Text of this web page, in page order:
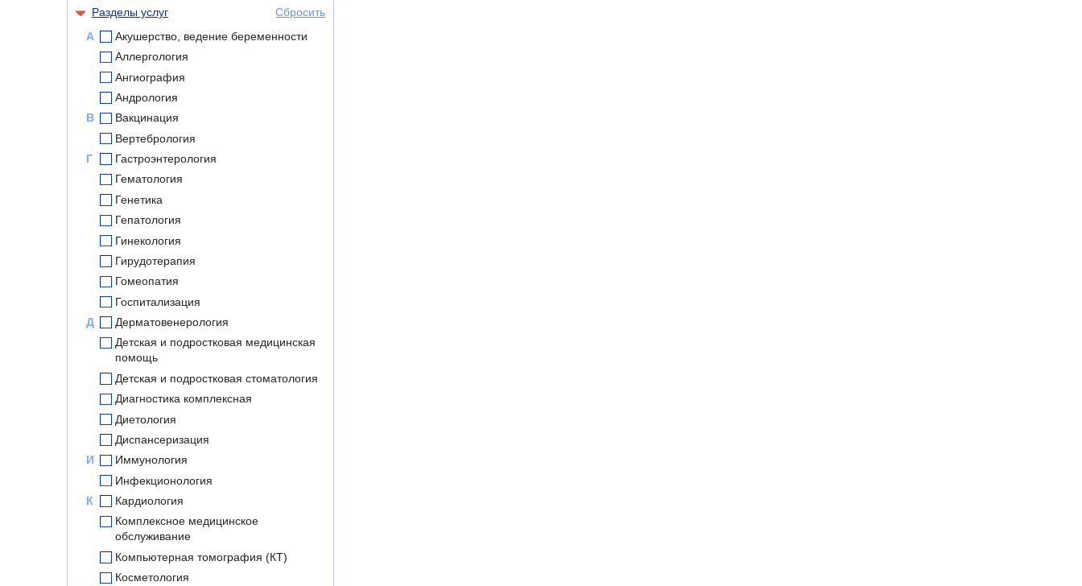
Разделы услуг
Сбросить
А
Акушерство, ведение беременности
Аллергология
Ангиография
Андрология
В
Вакцинация
Вертебрология
Г
Гастроэнтерология
Гематология
Генетика
Гепатология
Гинекология
Гирудотерапия
Гомеопатия
Госпитализация
Д
Дерматовенерология
Детская и подростковая медицинская
помощь
Детская и подростковая стоматология
Диагностика комплексная
Диетология
Диспансеризация
И
Иммунология
Инфекционология
К
Кардиология
Комплексное медицинское
обслуживание
Компьютерная томография (КТ)
Косметология